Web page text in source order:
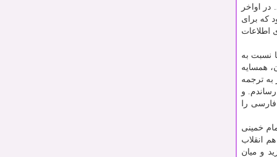
اواخر
که برای
اطلاعات
نسبت به
همسایه
به ترجمه
رساندم. و
را
خمینی
انقلاب
و میان